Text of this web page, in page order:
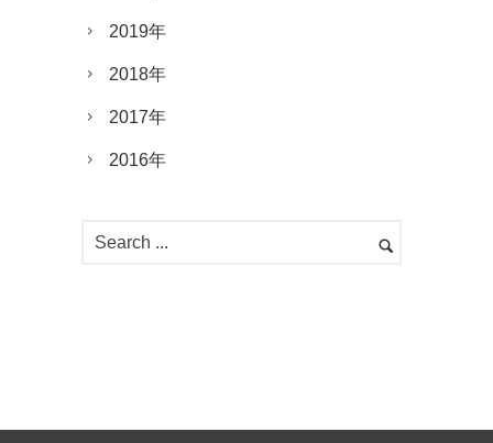
2019年
2018年
2017年
2016年